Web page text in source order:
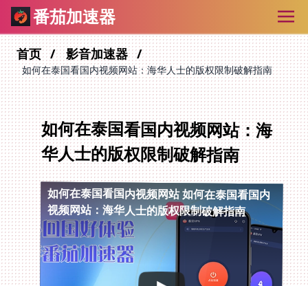
番茄加速器
首页 影音加速器
如何在泰国看国内视频网站：海华人士的版权限制破解指南
如何在泰国看国内视频网站：海
华人士的版权限制破解指南
如何在泰国看国内视频网站如何在泰国看国内
视频网站：海华人士的版权限制破解指南